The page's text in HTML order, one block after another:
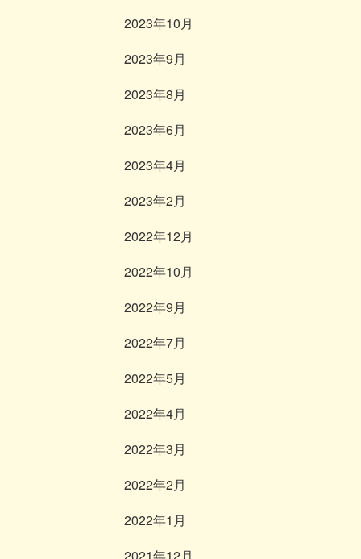
2023年10月
2023年9月
2023年8月
2023年6月
2023年4月
2023年2月
2022年12月
2022年10月
2022年9月
2022年7月
2022年5月
2022年4月
2022年3月
2022年2月
2022年1月
2021年12月